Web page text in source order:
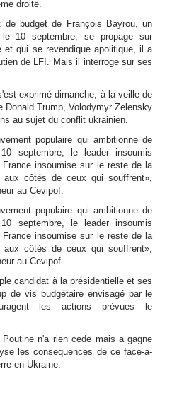
droite.
budget de François Bayrou, un
10 septembre, se propage sur
et qui se revendique apolitique, il a
de LFI. Mais il interroge sur ses
exprimé dimanche, à la veille de
Donald Trump, Volodymyr Zelensky
au sujet du conflit ukrainien.
populaire qui ambitionne de
septembre, le leader insoumis
insoumise sur le reste de la
côtés de ceux qui souffrent»,
au Cevipof.
populaire qui ambitionne de
septembre, le leader insoumis
insoumise sur le reste de la
côtés de ceux qui souffrent»,
au Cevipof.
candidat à la présidentielle et ses
de vis budgétaire envisagé par le
les actions prévues le
n'a rien cede mais a gagne
les consequences de ce face-a-
en Ukraine.